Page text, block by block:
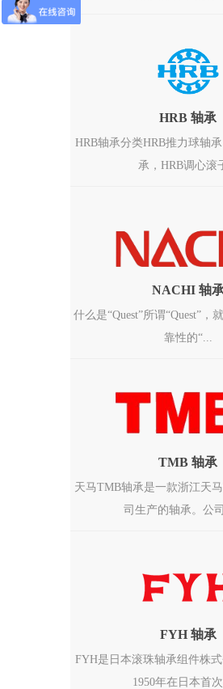
HRB 轴承
HRB轴承分类HRB推力球轴
承，HRB调心滚
NACHI 轴
什么是“Quest”所谓“Quest”，
靠性的“...
TMB 轴承
天马TMB轴承是一款浙江天
司生产的轴承。公
FYH 轴承
FYH是日本滚珠轴承组件株
1950年在日本首